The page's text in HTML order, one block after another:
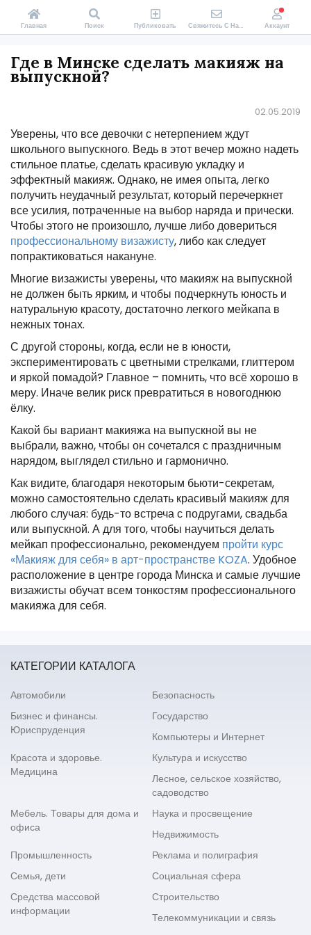
Где в Минске сделать макияж на
выпускной?
02.05.2019
Уверены, что все девочки с нетерпением ждут
школьного выпускного. Ведь в этот вечер можно надеть
стильное платье, сделать красивую укладку и
эффектный макияж. Однако, не имея опыта, легко
получить неудачный результат, который перечеркнет
все усилия, потраченные на выбор наряда и прически.
Чтобы этого не произошло, лучше либо довериться
профессиональному визажисту, либо как следует
попрактиковаться накануне.
Многие визажисты уверены, что макияж на выпускной
не должен быть ярким, и чтобы подчеркнуть юность и
натуральную красоту, достаточно легкого мейкапа в
нежных тонах.
С другой стороны, когда, если не в юности,
экспериментировать с цветными стрелками, глиттером
и яркой помадой? Главное – помнить, что всё хорошо в
меру. Иначе велик риск превратиться в новогоднюю
ёлку.
Какой бы вариант макияжа на выпускной вы не
выбрали, важно, чтобы он сочетался с праздничным
нарядом, выглядел стильно и гармонично.
Как видите, благодаря некоторым бьюти-секретам,
можно самостоятельно сделать красивый макияж для
любого случая: будь-то встреча с подругами, свадьба
или выпускной. А для того, чтобы научиться делать
мейкап профессионально, рекомендуем пройти курс
«Макияж для себя» в арт-пространстве KOZA. Удобное
расположение в центре города Минска и самые лучшие
визажисты обучат всем тонкостям профессионального
макияжа для себя.
КАТЕГОРИИ КАТАЛОГА
Автомобили
Безопасность
Бизнес и финансы.
Юриспруденция
Государство
Компьютеры и Интернет
Красота и здоровье.
Медицина
Культура и искусство
Лесное, сельское хозяйство,
садоводство
Мебель. Товары для дома и
офиса
Наука и просвещение
Недвижимость
Промышленность
Реклама и полиграфия
Семья, дети
Социальная сфера
Средства массовой
информации
Строительство
Телекоммуникации и связь
Главная Поиск Публиковать Свяжитесь С Нами Аккаунт